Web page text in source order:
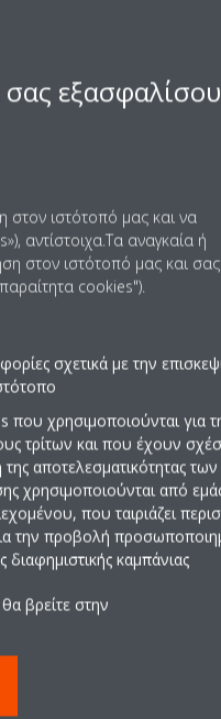
distinguish between
αλληλεπιδρούν οι
αναγνωριστικό το
για τη δημιουργία
σχετικά με το πώς ο
τον ιστότοπο.
το Google Analytics για
με τον αριθμό
στον ιστότοπο καθώς
της πρώτης και πιο
σας
στον ιστότοπό μας και να
αντίστοιχα.Τα αναγκαία ή
στον ιστότοπό μας και σας
cookies").
σχετικά με την
που χρησιμοποιούνται για
τρίτων και που έχουν
αποτελεσματικότητας των
χρησιμοποιούνται από
που ταιριάζει
την προβολή
καμπάνιας
βρείτε στην